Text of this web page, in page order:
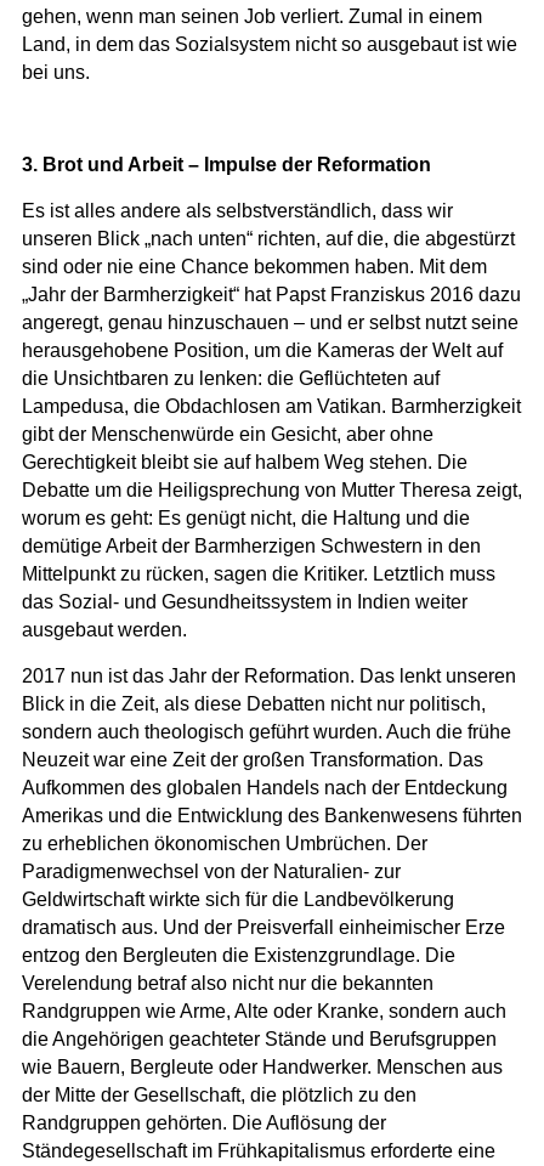
gehen, wenn man seinen Job verliert. Zumal in einem
Land, in dem das Sozialsystem nicht so ausgebaut ist wie
bei uns.
3. Brot und Arbeit – Impulse der Reformation
Es ist alles andere als selbstverständlich, dass wir
unseren Blick „nach unten“ richten, auf die, die abgestürzt
sind oder nie eine Chance bekommen haben. Mit dem
„Jahr der Barmherzigkeit“ hat Papst Franziskus 2016 dazu
angeregt, genau hinzuschauen – und er selbst nutzt seine
herausgehobene Position, um die Kameras der Welt auf
die Unsichtbaren zu lenken: die Geflüchteten auf
Lampedusa, die Obdachlosen am Vatikan. Barmherzigkeit
gibt der Menschenwürde ein Gesicht, aber ohne
Gerechtigkeit bleibt sie auf halbem Weg stehen. Die
Debatte um die Heiligsprechung von Mutter Theresa zeigt,
worum es geht: Es genügt nicht, die Haltung und die
demütige Arbeit der Barmherzigen Schwestern in den
Mittelpunkt zu rücken, sagen die Kritiker. Letztlich muss
das Sozial- und Gesundheitssystem in Indien weiter
ausgebaut werden.
2017 nun ist das Jahr der Reformation. Das lenkt unseren
Blick in die Zeit, als diese Debatten nicht nur politisch,
sondern auch theologisch geführt wurden. Auch die frühe
Neuzeit war eine Zeit der großen Transformation. Das
Aufkommen des globalen Handels nach der Entdeckung
Amerikas und die Entwicklung des Bankenwesens führten
zu erheblichen ökonomischen Umbrüchen. Der
Paradigmenwechsel von der Naturalien- zur
Geldwirtschaft wirkte sich für die Landbevölkerung
dramatisch aus. Und der Preisverfall einheimischer Erze
entzog den Bergleuten die Existenzgrundlage. Die
Verelendung betraf also nicht nur die bekannten
Randgruppen wie Arme, Alte oder Kranke, sondern auch
die Angehörigen geachteter Stände und Berufsgruppen
wie Bauern, Bergleute oder Handwerker. Menschen aus
der Mitte der Gesellschaft, die plötzlich zu den
Randgruppen gehörten. Die Auflösung der
Ständegesellschaft im Frühkapitalismus erforderte eine